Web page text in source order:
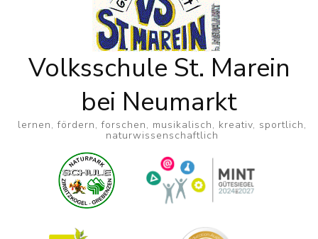
Volksschule St. Marein
bei Neumarkt
lernen, fördern, forschen, musikalisch, kreativ, sportlich,
naturwissenschaftlich